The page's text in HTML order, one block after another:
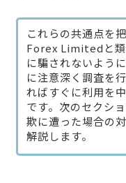
これらの共通点を
Forex Limitedと類
に騙されないよう
に注意深く調査を
ればすぐに利用を
です。次のセクシ
欺に遭った場合の
解説します。